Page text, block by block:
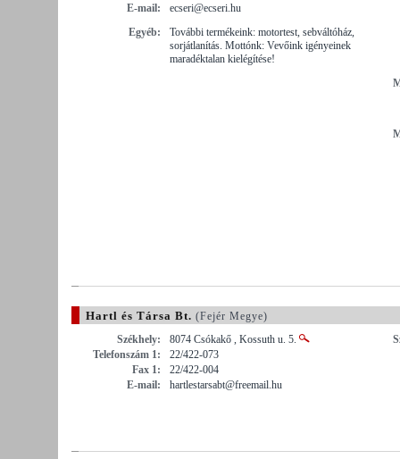
E-mail:
ecseri@ecseri.hu
Egyéb:
További termékeink: motortest, sebváltóház,
sorjátlanítás. Mottónk: Vevőink igényeinek
maradéktalan kielégítése!
Hartl és Társa Bt. (Fejér Megye)
Székhely:
8074 Csókakő , Kossuth u. 5.
Telefonszám 1:
22/422-073
Fax 1:
22/422-004
E-mail:
hartlestarsabt@freemail.hu